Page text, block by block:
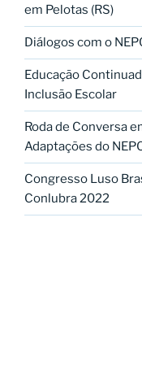
em Pelotas (RS)
Diálogos com o
Educação
Inclusão Escolar
Roda de Conversa
Adaptações do
Congresso Luso
Conlubra 2022